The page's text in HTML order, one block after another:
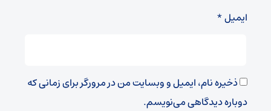
ایمیل*
ذخیره نام، ایمیل و وبسایت من در مرورگر برای زمانی که
دوباره دیدگاهی می‌نویسم.